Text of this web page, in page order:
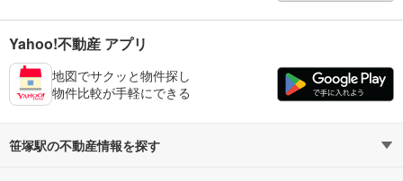
Yahoo!不動産 アプリ
地図でサクッと物件探し
物件比較が手軽にできる
笹塚駅の不動産情報を探す